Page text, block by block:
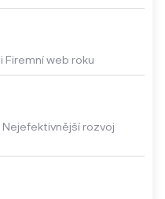
Firemní web roku
Nejefektivnější rozvoj